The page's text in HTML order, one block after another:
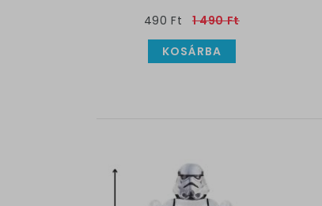
490 Ft
1 490 Ft
KOSÁRBA